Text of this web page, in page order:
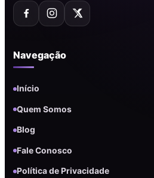
Navegação
Início
Quem Somos
Blog
Fale Conosco
Política de Privacidade